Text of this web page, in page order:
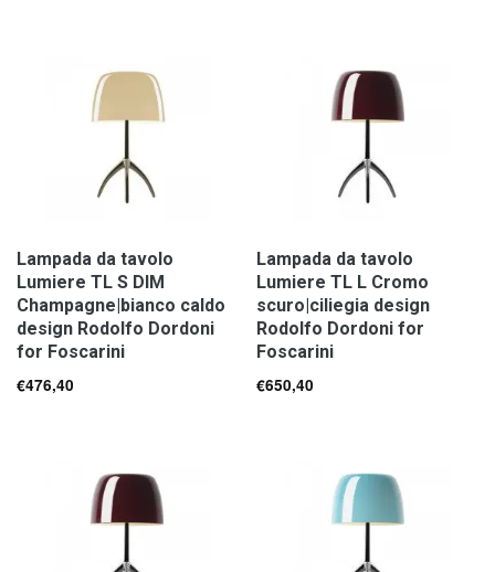
Lampada da tavolo
Lumiere TL S DIM
Champagne|bianco caldo
design Rodolfo Dordoni
for Foscarini
€476,40
Lampada da tavolo
Lumiere TL L Cromo
scuro|ciliegia design
Rodolfo Dordoni for
Foscarini
€650,40